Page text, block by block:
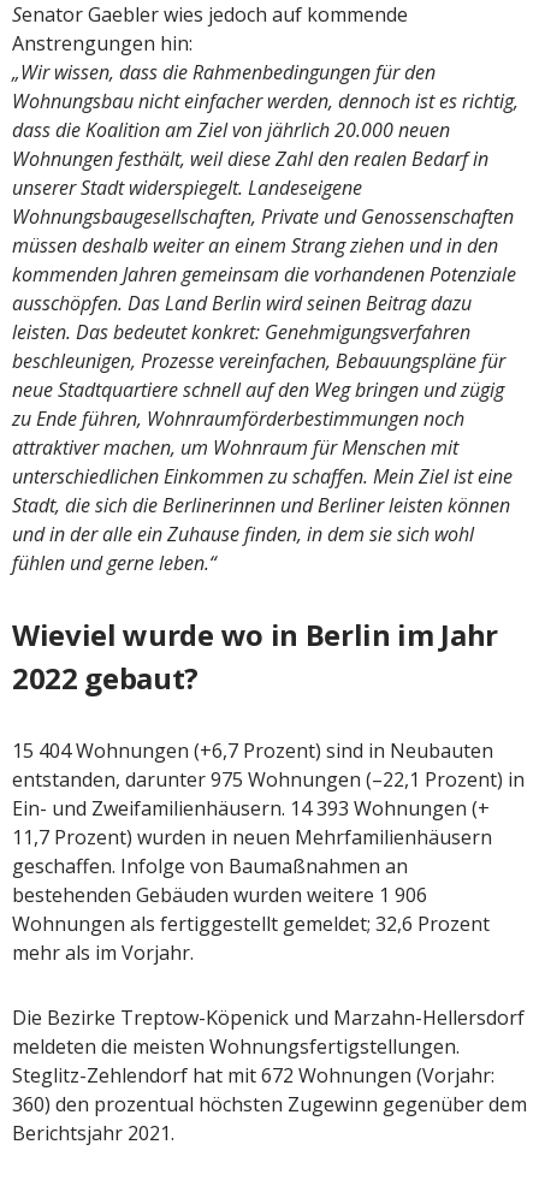
Senator Gaebler wies jedoch auf kommende
Anstrengungen hin:
„Wir wissen, dass die Rahmenbedingungen für den
Wohnungsbau nicht einfacher werden, dennoch ist es richtig,
dass die Koalition am Ziel von jährlich 20.000 neuen
Wohnungen festhält, weil diese Zahl den realen Bedarf in
unserer Stadt widerspiegelt. Landeseigene
Wohnungsbaugesellschaften, Private und Genossenschaften
müssen deshalb weiter an einem Strang ziehen und in den
kommenden Jahren gemeinsam die vorhandenen Potenziale
ausschöpfen. Das Land Berlin wird seinen Beitrag dazu
leisten. Das bedeutet konkret: Genehmigungsverfahren
beschleunigen, Prozesse vereinfachen, Bebauungspläne für
neue Stadtquartiere schnell auf den Weg bringen und zügig
zu Ende führen, Wohnraumförderbestimmungen noch
attraktiver machen, um Wohnraum für Menschen mit
unterschiedlichen Einkommen zu schaffen. Mein Ziel ist eine
Stadt, die sich die Berlinerinnen und Berliner leisten können
und in der alle ein Zuhause finden, in dem sie sich wohl
fühlen und gerne leben.“
Wieviel wurde wo in Berlin im Jahr
2022 gebaut?
15 404 Wohnungen (+6,7 Prozent) sind in Neubauten
entstanden, darunter 975 Wohnungen (–22,1 Prozent) in
Ein- und Zweifamilienhäusern. 14 393 Wohnungen (+
11,7 Prozent) wurden in neuen Mehrfamilienhäusern
geschaffen. Infolge von Baumaßnahmen an
bestehenden Gebäuden wurden weitere 1 906
Wohnungen als fertiggestellt gemeldet; 32,6 Prozent
mehr als im Vorjahr.
Die Bezirke Treptow-Köpenick und Marzahn-Hellersdorf
meldeten die meisten Wohnungsfertigstellungen.
Steglitz-Zehlendorf hat mit 672 Wohnungen (Vorjahr:
360) den prozentual höchsten Zugewinn gegenüber dem
Berichtsjahr 2021.